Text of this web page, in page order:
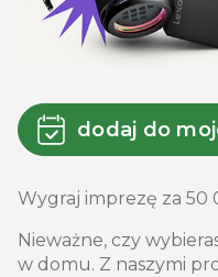
dodaj do
Wygraj imprezę za 50
Nieważne, czy
w domu. Z naszymi